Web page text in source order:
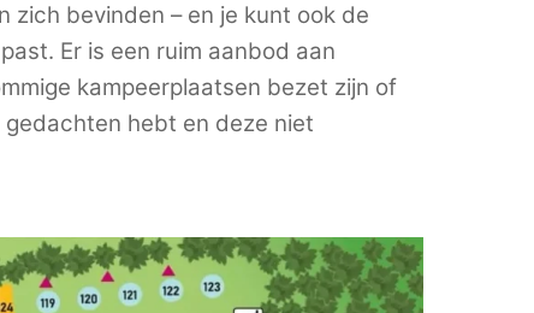
bevinden – en je kunt ook de
Er is een ruim aanbod aan
kampeerplaatsen bezet zijn of
hebt en deze niet